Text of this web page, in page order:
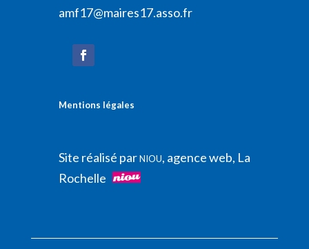
amf17@maires17.asso.fr
Mentions légales
Site réalisé parNIOU, agence web, La
Rochelle